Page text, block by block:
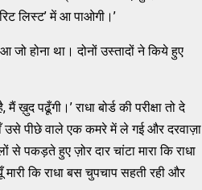
लिस्ट’ में आ पाओगी।’
होना था। दोनों उस्तादों ने किये हुए
पढूँगी।’ राधा बोर्ड की परीक्षा तो दे
उसे पीछे वाले एक कमरे में ले गई और दरवाज़ा
पकड़ते हुए ज़ोर दार चांटा मारा कि राधा
कि राधा बस चुपचाप सहती रही और